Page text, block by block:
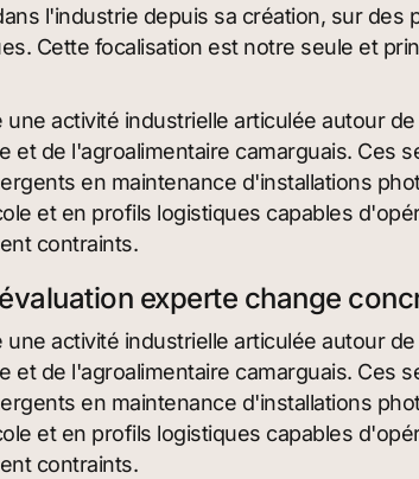
l'industrie depuis sa création, sur des
Cette focalisation est notre seule et
une activité industrielle articulée autour
et de l'agroalimentaire camarguais. Ces
en maintenance d'installations
et en profils logistiques capables
contraints.
experte change
une activité industrielle articulée autour
et de l'agroalimentaire camarguais. Ces
en maintenance d'installations
et en profils logistiques capables
contraints.